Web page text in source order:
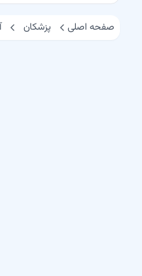
صفحه اصلی پزشکان